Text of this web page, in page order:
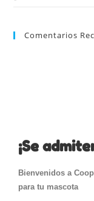
Comentarios
¡Se
Bienvenidos a
para tu mascota